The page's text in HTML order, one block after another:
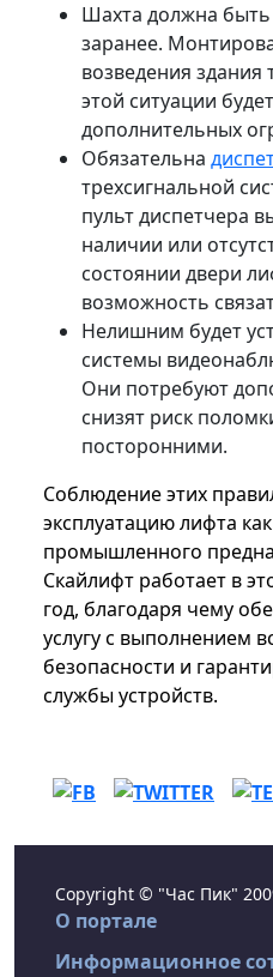
Шахта должна быть
заранее.
возведения
этой ситуации
дополнительных
Обязательна
трехсигнальной
пульт диспетчера
наличии или
состоянии двери
возможность
Нелишним будет
системы
Они потребуют
снизят риск
посторонними.
Соблюдение этих
эксплуатацию лифта
промышленного
Скайлифт работает в
год, благодаря чему
услугу с выполнением
безопасности и
службы устройств.
Copyright © "Час Пик"
О портале
Информационное